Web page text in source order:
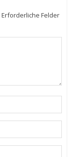
Erforderliche Felder